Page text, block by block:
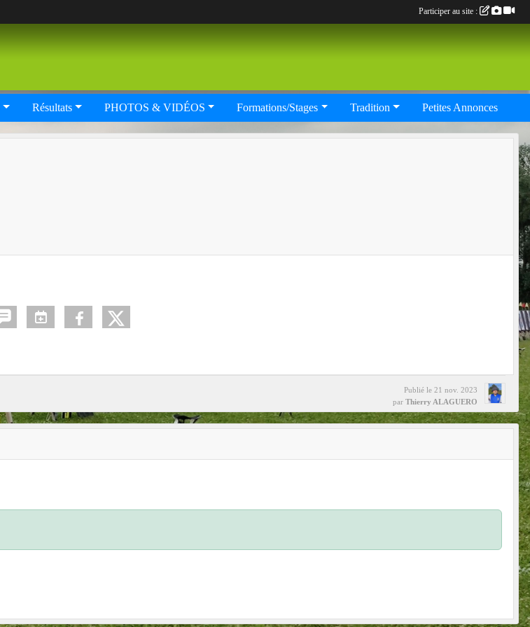
Résultats PHOTOS & VIDÉOS Formations/Stages Tradition Petites Annonces
Publié le 21 nov. 2023
par Thierry ALAGUERO
Participer au site :